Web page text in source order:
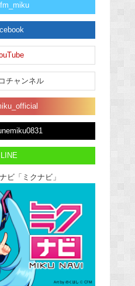
チャンネル
ビ「ミクナビ」